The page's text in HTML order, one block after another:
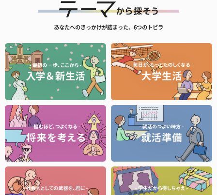
あなたへのきっかけが詰まった、6つのトビラ